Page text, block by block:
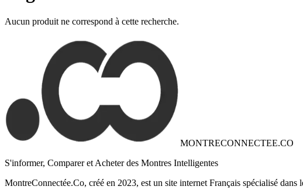
Aucun produit ne correspond à cette recherche.
MONTRECONNECTEE.CO
S'informer, Comparer et Acheter des Montres Intelligentes
MontreConnectée.Co, créé en 2023, est un site internet Français spécialisé